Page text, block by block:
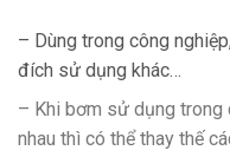
– Dùng trong công
đích sử dụng khác…
– Khi bơm sử dụng trong
nhau thì có thể thay thế